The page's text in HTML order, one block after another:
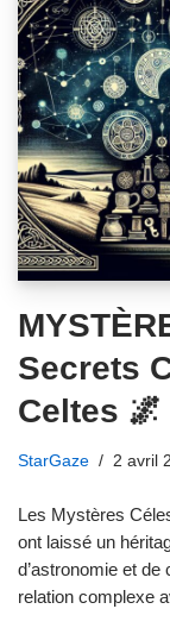
Secrets
Celtes 🌌
StarGaze 2 avril
Les Mystères
ont laissé un
d’astronomie et
relation complexe